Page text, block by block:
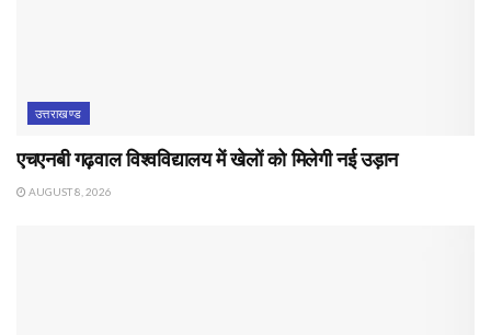
उत्तराखण्ड
एचएनबी गढ़वाल विश्वविद्यालय में खेलों को मिलेगी नई उड़ान
AUGUST 8, 2026